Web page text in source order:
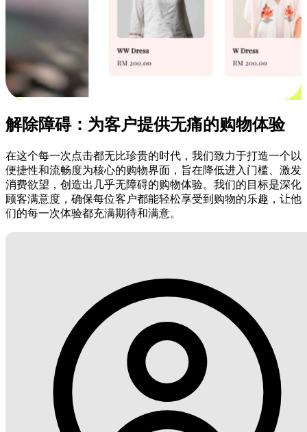
解除障碍：为客户提供无痛的购物体验
在这个每一次点击都无比珍贵的时代，我们致力于打造一个以
便捷性和流畅度为核心的购物界面，旨在降低进入门槛、激发
消费欲望，创造出几乎无障碍的购物体验。我们的目标是深化
顾客满意度，确保每位客户都能轻松享受到购物的乐趣，让他
们的每一次体验都充满期待和满意。